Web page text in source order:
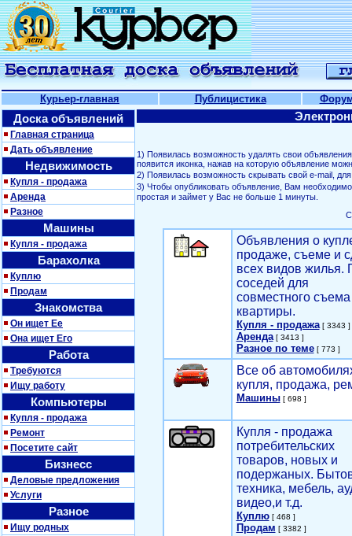
Курьер-главная Публицистика
Доска объявлений
Главная страница
Дать объявление
Недвижимость
Купля - продажа
Аренда
Разное
Машины
Купля - продажа
Барахолка
Куплю
Продам
Знакомства
Он ищет Ее
Она ищет Его
Работа
Требуются
Ищу работу
Компьютеры
Купля - продажа
Ремонт
Посетите сайт
Бизнесс
Деловые предложения
Услуги
Разное
Ищу родных
1) Появилась возможность удалять свои
появится иконка, нажав на которую объявление
2) Появилась возможность скрывать свой е-mail,
3) Чтобы опубликовать объявление, Вам
простая и займет у Вас не больше 1 минуты.
Объявления о
продаже, съеме и
всех видов жилья.
соседей для
совместного съема
квартиры.
Купля - продажа[ 3343 ]
Аренда[ 3413 ]
Разное по теме[ 773 ]
Все об
купля, продажа,
Машины[ 698 ]
Купля - продажа
потребительских
товаров, новых и
подержаных.
техника, мебель,
видео,и т.д.
Куплю[ 468 ]
Продам [ 3382 ]